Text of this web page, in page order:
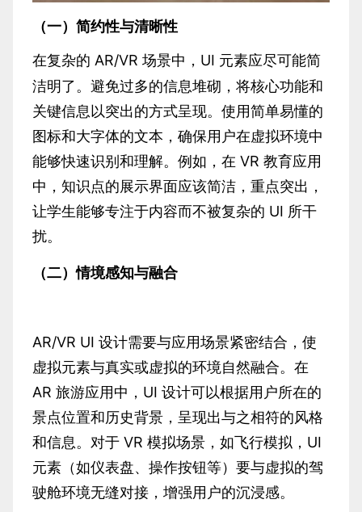
（一）简约性与清晰性
在复杂的 AR/VR 场景中，UI 元素应尽可能简
洁明了。避免过多的信息堆砌，将核心功能和
关键信息以突出的方式呈现。使用简单易懂的
图标和大字体的文本，确保用户在虚拟环境中
能够快速识别和理解。例如，在 VR 教育应用
中，知识点的展示界面应该简洁，重点突出，
让学生能够专注于内容而不被复杂的 UI 所干
扰。
（二）情境感知与融合
AR/VR UI 设计需要与应用场景紧密结合，使
虚拟元素与真实或虚拟的环境自然融合。在
AR 旅游应用中，UI 设计可以根据用户所在的
景点位置和历史背景，呈现出与之相符的风格
和信息。对于 VR 模拟场景，如飞行模拟，UI
元素（如仪表盘、操作按钮等）要与虚拟的驾
驶舱环境无缝对接，增强用户的沉浸感。